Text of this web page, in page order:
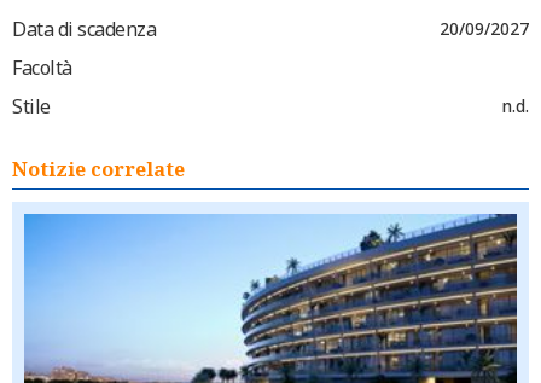
Data di scadenza 20/09/2027
Facoltà
Stile
n.d.
Notizie correlate